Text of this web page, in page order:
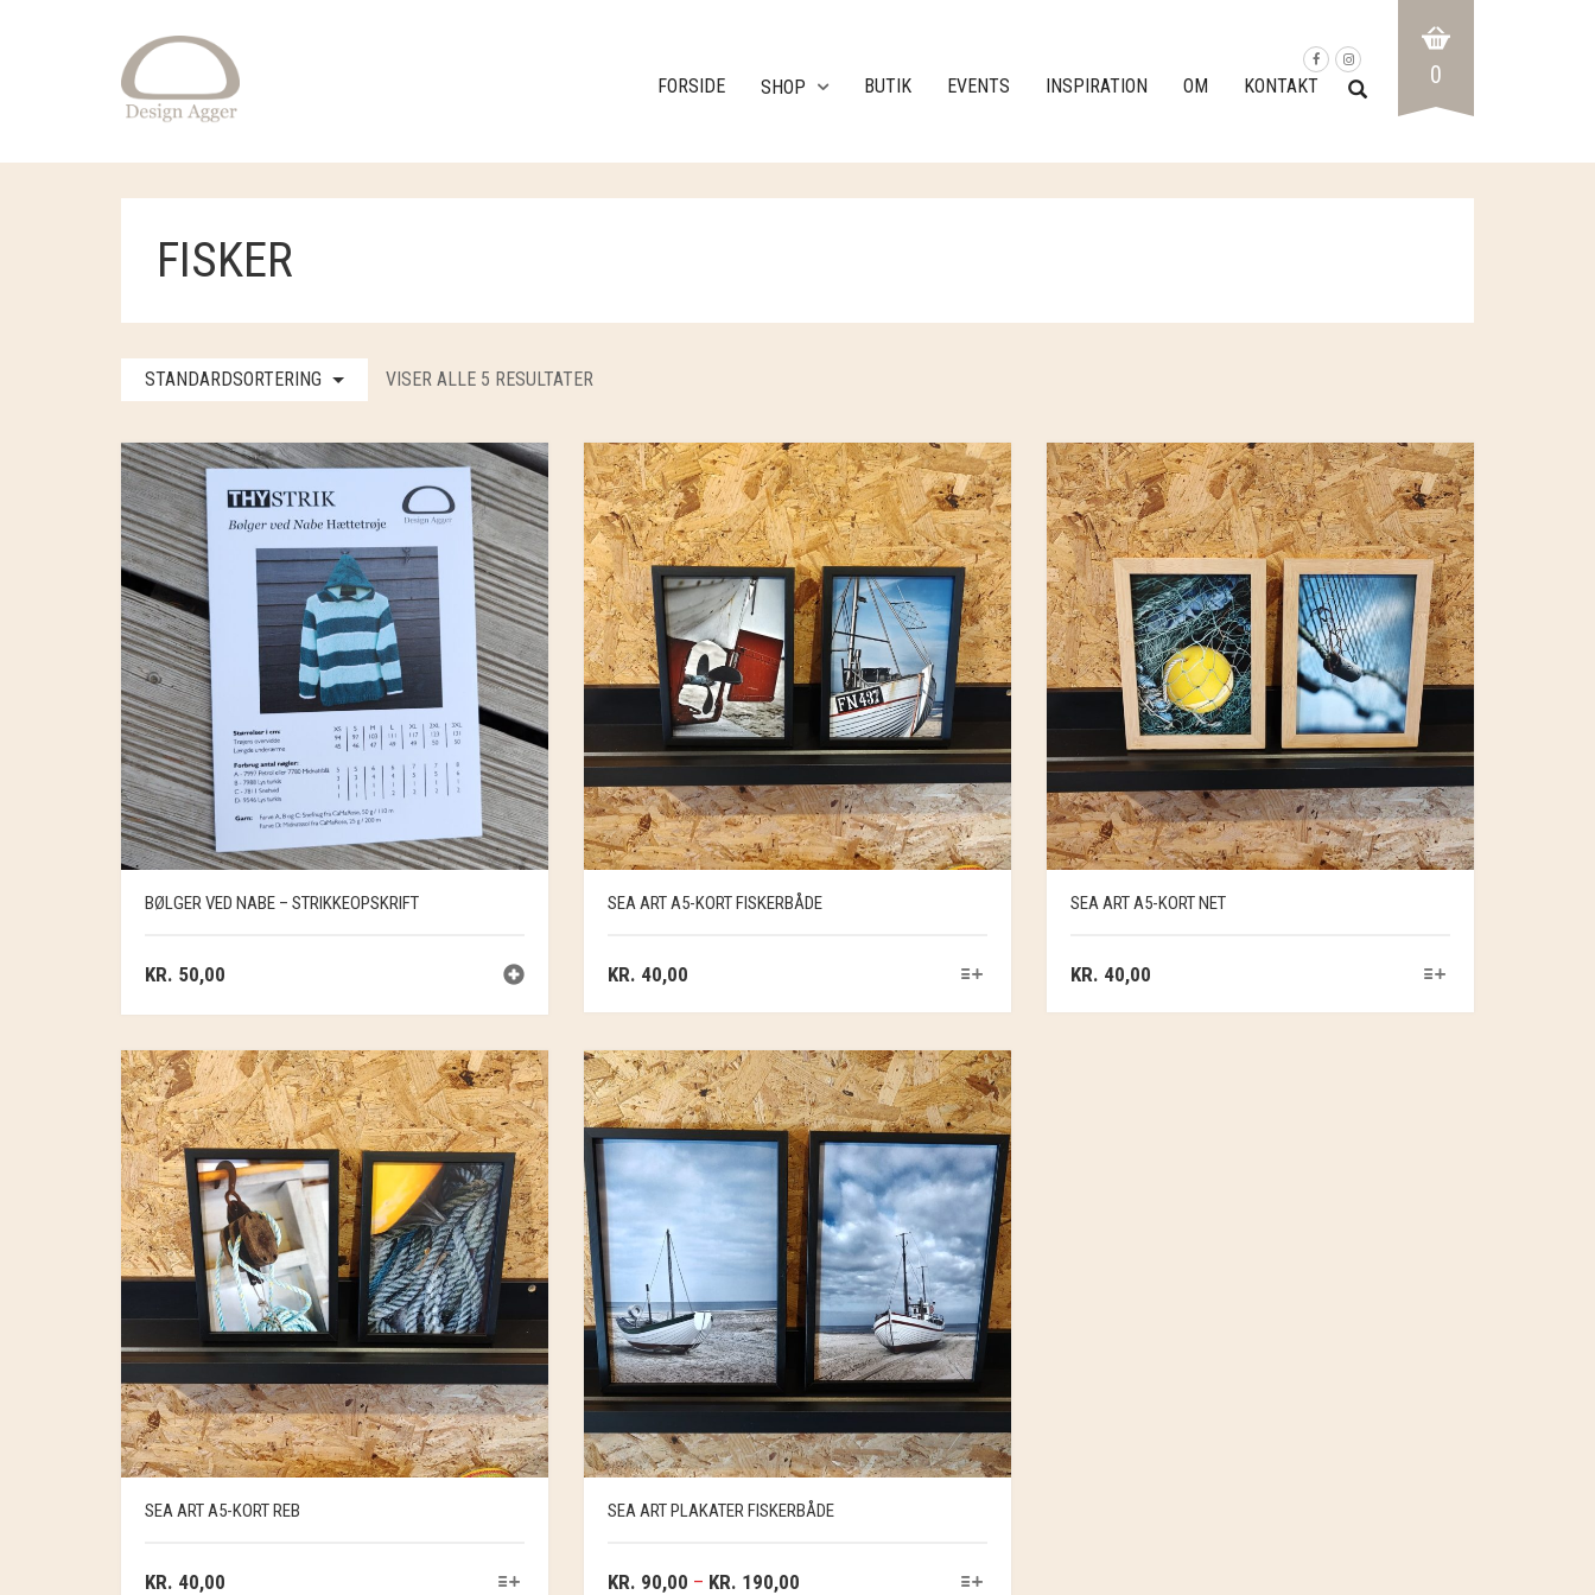
FORSIDE SHOP BUTIK EVENTS INSPIRATION OM KONTAKT 0
FISKER
STANDARDSORTERING VISER ALLE 5 RESULTATER
BØLGER VED NABE – STRIKKEOPSKRIFT
KR. 50,00
SEA ART A5-KORT FISKERBÅDE
KR. 40,00
SEA ART A5-KORT NET
KR. 40,00
SEA ART A5-KORT REB
KR. 40,00
SEA ART PLAKATER FISKERBÅDE
KR. 90,00 – KR. 190,00